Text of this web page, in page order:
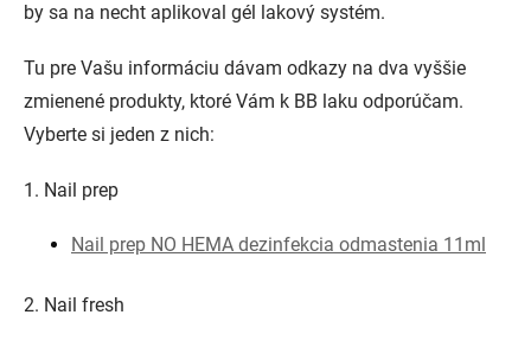
by sa na necht aplikoval gél lakový systém.
Tu pre Vašu informáciu dávam odkazy na dva vyššie
zmienené produkty, ktoré Vám k BB laku odporúčam.
Vyberte si jeden z nich:
1. Nail prep
Nail prep NO HEMA dezinfekcia odmastenia 11ml
2. Nail fresh